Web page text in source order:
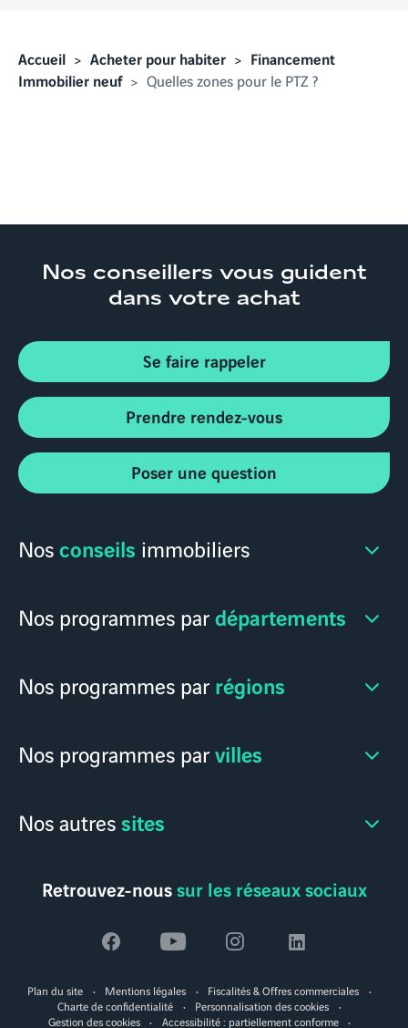
Accueil Acheter pour habiter
Financement
Immobilier neuf
Quelles zones pour le PTZ ?
Nos conseillers vous guident
dans votre achat
Se faire rappeler
Prendre rendez-vous
Poser une question
Nosconseils immobiliers
Nos programmes pardépartements
Nos programmes par régions
Nos programmes parvilles
Nos autressites
Retrouvez-noussur les réseaux sociaux
Voir
la
page
Voir
la
page
Voir
la
page
Voir
page
Plan du site Mentions légales
Fiscalités & Offres commerciales
Charte de confidentialité
Personnalisation des cookies
Gestion des cookies
Accessibilité : partiellement conforme